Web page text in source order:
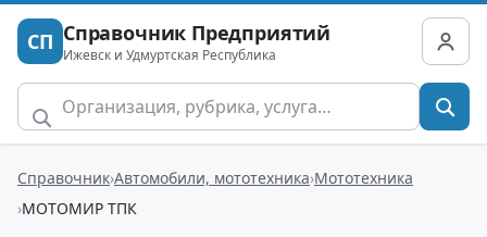
СП Справочник Предприятий
Ижевск и Удмуртская Республика
Справочник Автомобили, мототехника Мототехника
МОТОМИР ТПК